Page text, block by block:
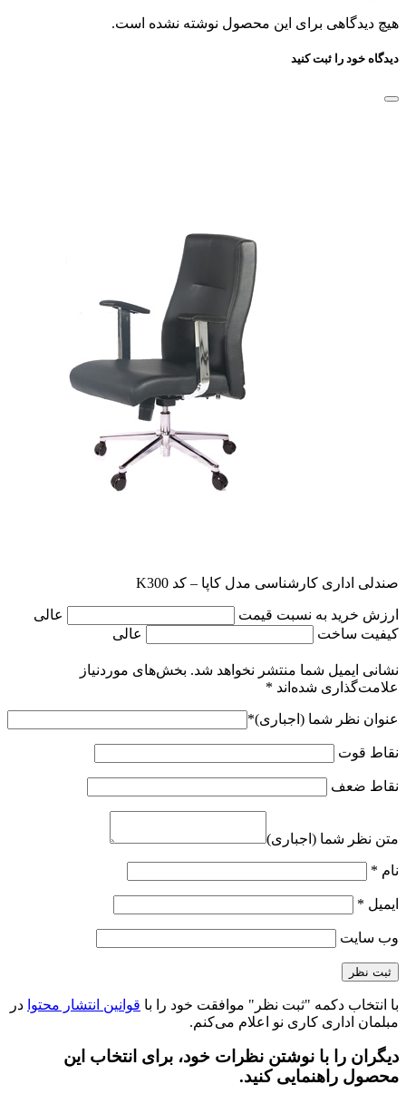
هیچ دیدگاهی برای این محصول نوشته نشده است.
دیدگاه خود را ثبت کنید
صندلی اداری کارشناسی مدل کاپا – کد K300
ارزش خرید به نسبت قیمت
عالی
کیفیت ساخت
عالی
نشانی ایمیل شما منتشر نخواهد شد. بخش‌های موردنیاز
علامت‌گذاری شده‌اند *
عنوان نظر شما (اجباری)*
نقاط قوت
نقاط ضعف
متن نظر شما (اجباری)
نام *
ایمیل *
وب‌ سایت
با انتخاب دکمه "ثبت نظر" موافقت خود را با قوانین انتشار محتوا در
مبلمان اداری کاری نو اعلام می‌کنم.
دیگران را با نوشتن نظرات خود، برای انتخاب این
محصول راهنمایی کنید.